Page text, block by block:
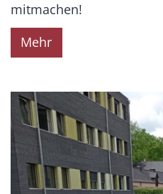
mitmachen!
Mehr